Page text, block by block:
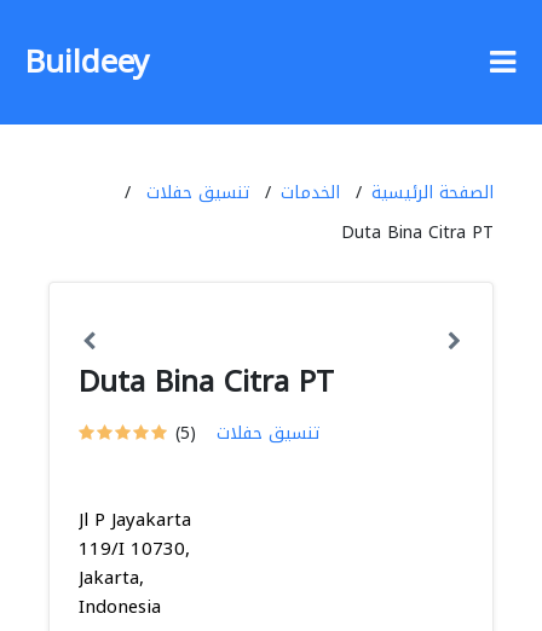
Buildeey
الصفحة الرئيسية الخدمات
تنسيق حفلات
Duta Bina Citra PT
Duta Bina Citra PT
(5) تنسيق حفلات
Jl P Jayakarta
119/I 10730,
Jakarta,
Indonesia